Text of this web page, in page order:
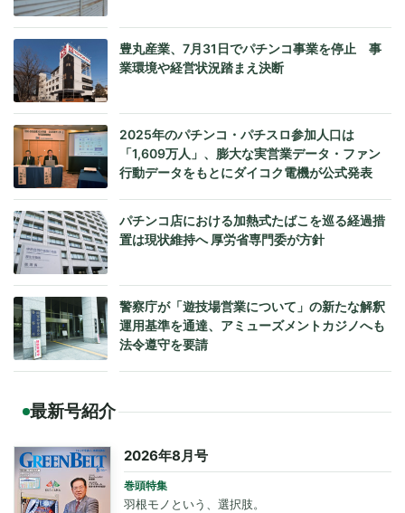
豊丸産業、7月31日でパチンコ事業を停止 事
業環境や経営状況踏まえ決断
2025年のパチンコ・パチスロ参加人口は
「1,609万人」、膨大な実営業データ・ファン
行動データをもとにダイコク電機が公式発表
パチンコ店における加熱式たばこを巡る経過措
置は現状維持へ 厚労省専門委が方針
警察庁が「遊技場営業について」の新たな解釈
運用基準を通達、アミューズメントカジノへも
法令遵守を要請
最新号紹介
2026年8月号
巻頭特集
羽根モノという、選択肢。